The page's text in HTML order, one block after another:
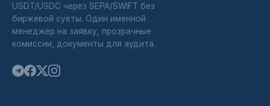
USDT/USDC через SEPA/SWIFT без
биржевой суеты. Один именной
менеджер на заявку, прозрачные
комиссии, документы для аудита.